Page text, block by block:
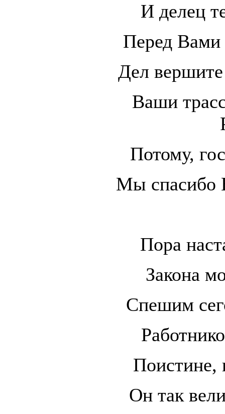
И делец
Перед Вами
Дел
Ваши
Потому,
Мы спасибо
Пора
Закона
Спешим
Поистине,
Он так